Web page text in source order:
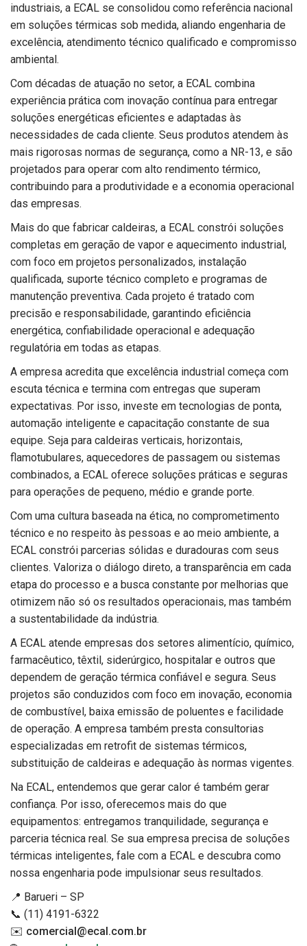
industriais, a ECAL se consolidou como referência nacional
em soluções térmicas sob medida, aliando engenharia de
excelência, atendimento técnico qualificado e compromisso
ambiental.
Com décadas de atuação no setor, a ECAL combina
experiência prática com inovação contínua para entregar
soluções energéticas eficientes e adaptadas às
necessidades de cada cliente. Seus produtos atendem às
mais rigorosas normas de segurança, como a NR-13, e são
projetados para operar com alto rendimento térmico,
contribuindo para a produtividade e a economia operacional
das empresas.
Mais do que fabricar caldeiras, a ECAL constrói soluções
completas em geração de vapor e aquecimento industrial,
com foco em projetos personalizados, instalação
qualificada, suporte técnico completo e programas de
manutenção preventiva. Cada projeto é tratado com
precisão e responsabilidade, garantindo eficiência
energética, confiabilidade operacional e adequação
regulatória em todas as etapas.
A empresa acredita que excelência industrial começa com
escuta técnica e termina com entregas que superam
expectativas. Por isso, investe em tecnologias de ponta,
automação inteligente e capacitação constante de sua
equipe. Seja para caldeiras verticais, horizontais,
flamotubulares, aquecedores de passagem ou sistemas
combinados, a ECAL oferece soluções práticas e seguras
para operações de pequeno, médio e grande porte.
Com uma cultura baseada na ética, no comprometimento
técnico e no respeito às pessoas e ao meio ambiente, a
ECAL constrói parcerias sólidas e duradouras com seus
clientes. Valoriza o diálogo direto, a transparência em cada
etapa do processo e a busca constante por melhorias que
otimizem não só os resultados operacionais, mas também
a sustentabilidade da indústria.
A ECAL atende empresas dos setores alimentício, químico,
farmacêutico, têxtil, siderúrgico, hospitalar e outros que
dependem de geração térmica confiável e segura. Seus
projetos são conduzidos com foco em inovação, economia
de combustível, baixa emissão de poluentes e facilidade
de operação. A empresa também presta consultorias
especializadas em retrofit de sistemas térmicos,
substituição de caldeiras e adequação às normas vigentes.
Na ECAL, entendemos que gerar calor é também gerar
confiança. Por isso, oferecemos mais do que
equipamentos: entregamos tranquilidade, segurança e
parceria técnica real. Se sua empresa precisa de soluções
térmicas inteligentes, fale com a ECAL e descubra como
nossa engenharia pode impulsionar seus resultados.
📍 Barueri – SP
📞 (11) 4191-6322
✉️ comercial@ecal.com.br